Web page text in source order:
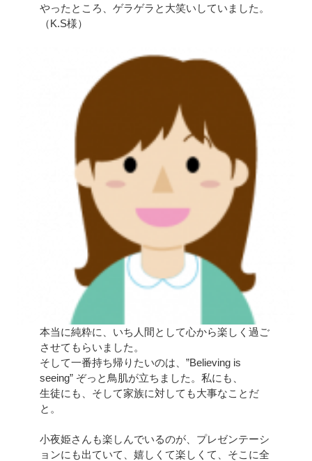
やったところ、ゲラゲラと大笑いしていました。
（K.S様）
本当に純粋に、いち人間として心から楽しく過ご
させてもらいました。
そして一番持ち帰りたいのは、”Believing is
seeing” ぞっと鳥肌が立ちました。私にも、
生徒にも、そして家族に対しても大事なことだ
と。
小夜姫さんも楽しんでいるのが、プレゼンテーシ
ョンにも出ていて、嬉しくて楽しくて、そこに全